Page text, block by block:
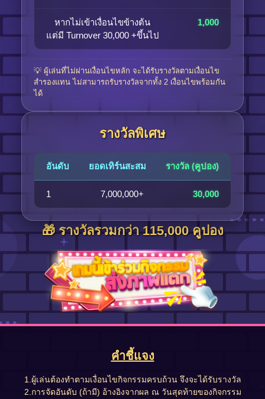
หากไม่เข้าเงื่อนไขข้างต้น
แต่มี Turnover 30,000 +ขึ้นไป
1,000
💡 ผู้เล่นที่ไม่ผ่านเงื่อนไขหลัก จะได้รับรางวัลตามเงื่อนไข
สำรองแทน ไม่สามารถรับรางวัลจากทั้ง 2 เงื่อนไขพร้อมกัน
ได้
รางวัลพิเศษ
อันดับ ยอดเทิร์นสะสม รางวัล (คูปอง)
1 7,000,000+ 30,000
🎁 รางวัลรวมกว่า 115,000 คูปอง
คำชี้แจง
1.ผู้เล่นต้องทำตามเงื่อนไขกิจกรรมครบถ้วน จึงจะได้รับรางวัล
2.การจัดอันดับ (ถ้ามี) อ้างอิงจากผล ณ วันสุดท้ายของกิจกรรม